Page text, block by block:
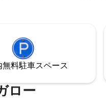
無料駐⁠車ス⁠ペ⁠ー⁠ス
ロー